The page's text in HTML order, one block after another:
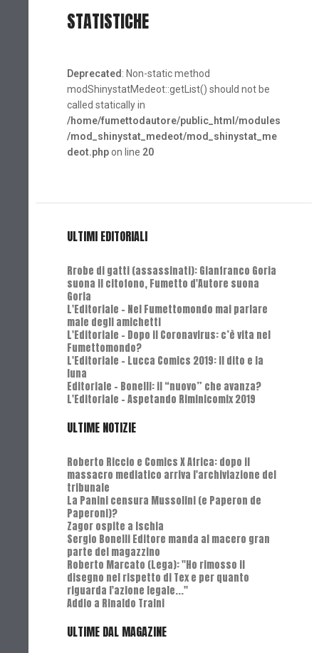
STATISTICHE
Deprecated: Non-static method
modShinystatMedeot::getList() should not be
called statically in
/home/fumettodautore/public_html/modules
/mod_shinystat_medeot/mod_shinystat_me
deot.phpon line 20
ULTIMI EDITORIALI
Rrobe di gatti (assassinati): Gianfranco Goria
suona il citofono, Fumetto d'Autore suona
Goria
L'Editoriale - Nel Fumettomondo mai parlare
male degli amichetti
L'Editoriale - Dopo il Coronavirus: c’è vita nel
Fumettomondo?
L'Editoriale - Lucca Comics 2019: Il dito e la
luna
Editoriale - Bonelli: il “nuovo” che avanza?
L'Editoriale - Aspetando Riminicomix 2019
ULTIME NOTIZIE
Roberto Riccio e Comics X Africa: dopo il
massacro mediatico arriva l'archiviazione del
tribunale
La Panini censura Mussolini (e Paperon de
Paperoni)?
Zagor ospite a Ischia
Sergio Bonelli Editore manda al macero gran
parte del magazzino
Roberto Marcato (Lega): "Ho rimosso il
disegno nel rispetto di Tex e per quanto
riguarda l'azione legale..."
Addio a Rinaldo Traini
ULTIME DAL MAGAZINE